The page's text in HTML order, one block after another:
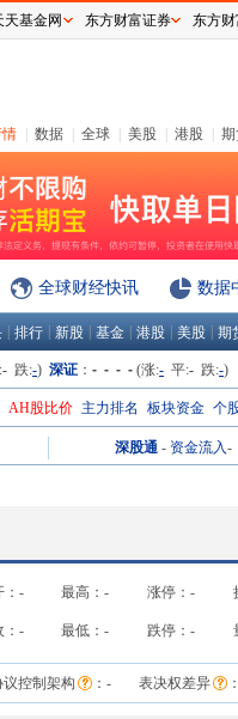
数据 全球 美股 港股
全球财经快讯 数据
排行 新股 基金 港股 美股 期
- 跌:-) 深证 ： - - - - (涨:- 平:- 跌:-)
AH股比价 主力排名 板块资金 个
深股通 - 资金流入-
- 最高： - 涨停： -
- 最低： - 跌停： -
议控制架构 ： - 表决权差异 ：
天基金网 东方财富证券 东方